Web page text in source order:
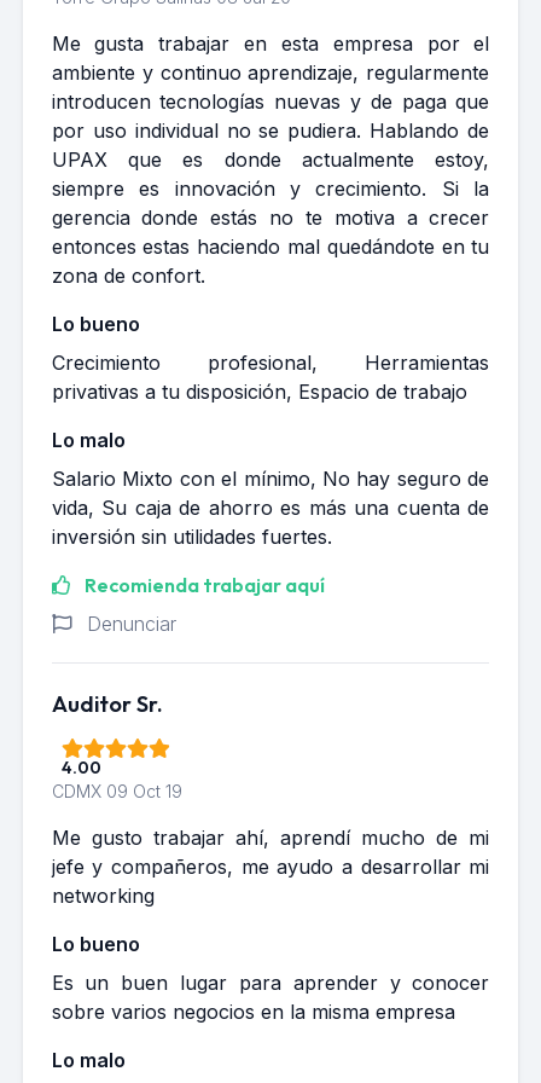
Me gusta trabajar en esta empresa por el
ambiente y continuo aprendizaje, regularmente
introducen tecnologías nuevas y de paga que
por uso individual no se pudiera. Hablando de
UPAX que es donde actualmente estoy,
siempre es innovación y crecimiento. Si la
gerencia donde estás no te motiva a crecer
entonces estas haciendo mal quedándote en tu
zona de confort.
Lo bueno
Crecimiento profesional, Herramientas
privativas a tu disposición, Espacio de trabajo
Lo malo
Salario Mixto con el mínimo, No hay seguro de
vida, Su caja de ahorro es más una cuenta de
inversión sin utilidades fuertes.
Recomienda trabajar aquí
Denunciar
Auditor Sr.
4.00
CDMX 09 Oct 19
Me gusto trabajar ahí, aprendí mucho de mi
jefe y compañeros, me ayudo a desarrollar mi
networking
Lo bueno
Es un buen lugar para aprender y conocer
sobre varios negocios en la misma empresa
Lo malo